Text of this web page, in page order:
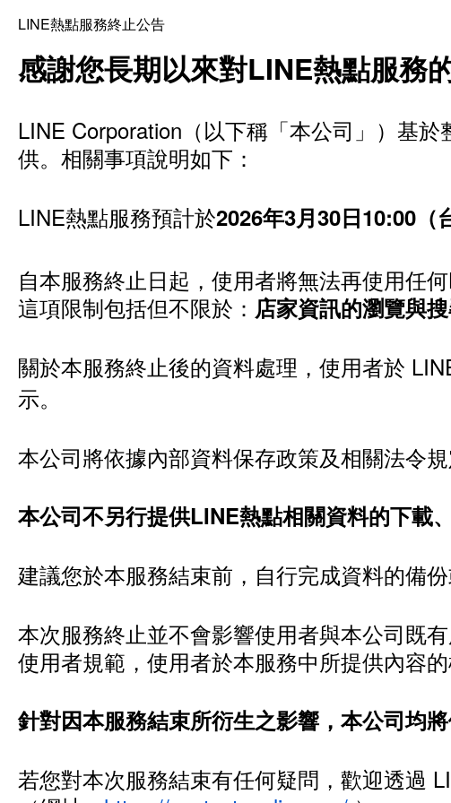
LINE熱點服務終止公告
感謝您長期以來對LINE熱點服務
LINE Corporation（以下稱「本公司」）基
供。相關事項說明如下：
LINE熱點服務預計於2026年3月30日10:00（
自本服務終止日起，使用者將無法再使用任何
這項限制包括但不限於： 店家資訊的瀏覽與
關於本服務終止後的資料處理，使用者於
示。
本公司將依據內部資料保存政策及相關法令
本公司不另行提供LINE熱點相關資料的下載
建議您於本服務結束前，自行完成資料的備
本次服務終止並不會影響使用者與本公司既
使用者規範，使用者於本服務中所提供內容
針對因本服務結束所衍生之影響，本公司均將
若您對本次服務結束有任何疑問，歡迎透過